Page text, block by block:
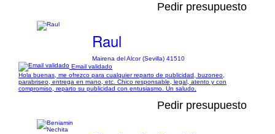
Pedir presupuesto
Raul
Mairena del Alcor (Sevilla) 41510
Email validado
Hola buenas, me ofrezco para cualquier reparto de publicidad, buzoneo,
parabriseo, entrega en mano, etc. Chico responsable, legal, atento y con
compromiso, reparto su publicidad con entusiasmo. Un saludo.
Pedir presupuesto